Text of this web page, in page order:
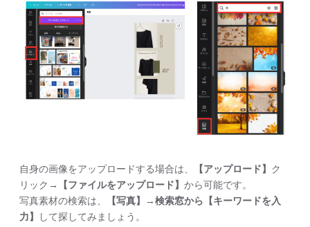
自身の画像をアップロードする場合は、 【アップロード】 ク
リック→
【ファイルをアップロード】 から可能です。
写真素材の検索は、
【写真】 →検索窓から【キーワードを入
力】
して探してみましょう。